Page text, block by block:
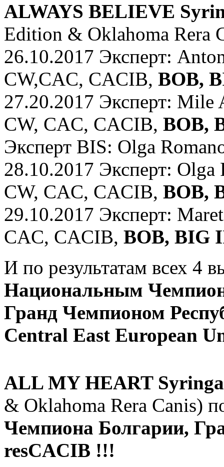
ALWAYS BELIEVE
Edition & Oklahoma Rera
26.10.2017 Эксперт:
СW,CAC, CACIB, BOB,
27.20.2017 Эксперт:
СW, CAC, CACIB, BOB,
Эксперт BIS: Olga
28.10.2017 Эксперт:
СW, CAC, CACIB, BOB,
29.10.2017 Эксперт:
CAC, CACIB, BOB, BIG
И по результатам всех 4
Национальным
Гранд Чемпионом
Central East European
ALL MY HEART
& Oklahoma Rera Canis)
Чемпиона Болгарии,
resCACIB !!!